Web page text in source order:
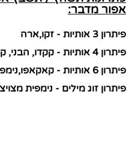
אפור מדבר:
פיתרון 3 אותיות - זקו,ארה
פיתרון 4 אותיות - קקדו, הבני, קיאה, מקאו, לורי,דררה
פיתרון 6 אותיות - קאקאפו,נימפית
פיתרון זוג מילים - נימפית